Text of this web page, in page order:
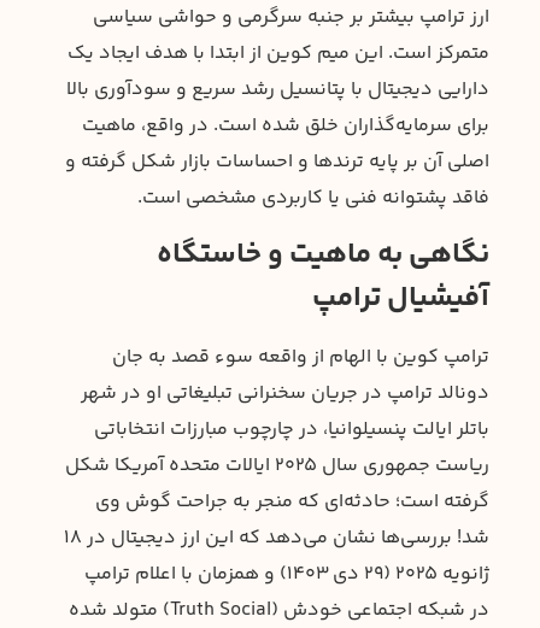
ارز ترامپ بیشتر بر جنبه سرگرمی و حواشی سیاسی
متمرکز است. این میم کوین از ابتدا با هدف ایجاد یک
دارایی دیجیتال با پتانسیل رشد سریع و سودآوری بالا
برای سرمایه‌گذاران خلق شده است. در واقع، ماهیت
اصلی آن بر پایه ترندها و احساسات بازار شکل گرفته و
فاقد پشتوانه فنی یا کاربردی مشخصی است.
نگاهی به ماهیت و خاستگاه
آفیشیال ترامپ
ترامپ کوین با الهام از واقعه سوء قصد به جان
دونالد ترامپ در جریان سخنرانی تبلیغاتی او در شهر
باتلر ایالت پنسیلوانیا، در چارچوب مبارزات انتخاباتی
ریاست جمهوری سال ۲۰۲۵ ایالات متحده آمریکا شکل
گرفته است؛ حادثه‌ای که منجر به جراحت گوش وی
شد! بررسی‌ها نشان می‌دهد که این ارز دیجیتال در ۱۸
ژانویه ۲۰۲۵ (۲۹ دی ۱۴۰۳) و همزمان با اعلام ترامپ
در شبکه اجتماعی خودش (Truth Social) متولد شده